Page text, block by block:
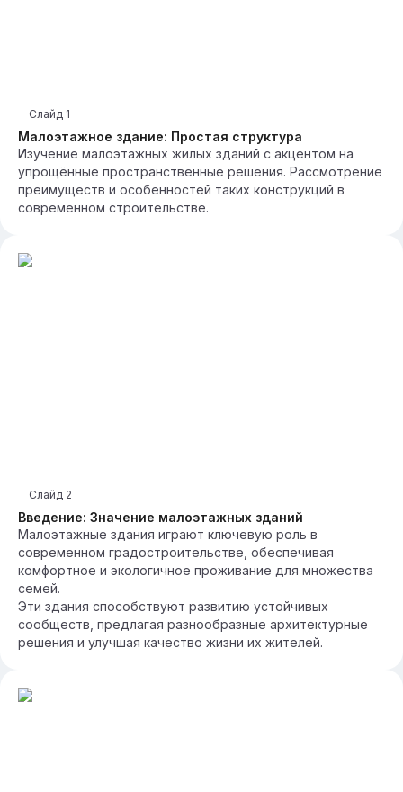
Малоэтажное здание: Простая структура
Слайд 1
Изучение малоэтажных жилых зданий с акцентом на
упрощённые пространственные решения. Рассмотрение
преимуществ и особенностей таких конструкций в
современном строительстве.
Введение: Значение малоэтажных зданий
Слайд 2
Малоэтажные здания играют ключевую роль в
современном градостроительстве, обеспечивая
комфортное и экологичное проживание для множества
семей.
Эти здания способствуют развитию устойчивых
сообществ, предлагая разнообразные архитектурные
решения и улучшая качество жизни их жителей.